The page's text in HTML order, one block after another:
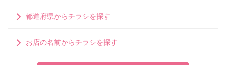
都道府県からチラシを探す
お店の名前からチラシを探す